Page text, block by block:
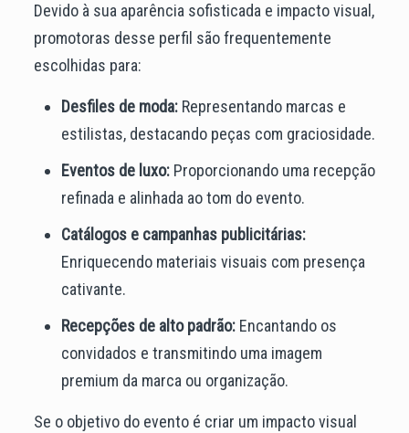
Devido à sua aparência sofisticada e impacto visual,
promotoras desse perfil são frequentemente
escolhidas para:
Desfiles de moda:Representando marcas e
estilistas, destacando peças com graciosidade.
Eventos de luxo:Proporcionando uma recepção
refinada e alinhada ao tom do evento.
Catálogos e campanhas publicitárias:
Enriquecendo materiais visuais com presença
cativante.
Recepções de alto padrão:Encantando os
convidados e transmitindo uma imagem
premium da marca ou organização.
Se o objetivo do evento é criar um impacto visual